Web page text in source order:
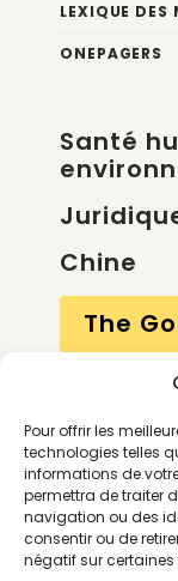
Pour offrir les
technologies telles
informations de
permettra de traiter
navigation ou des
consentir ou de
négatif sur
LEXIQUE DES
ONEPAGERS
Santé
Chine
The